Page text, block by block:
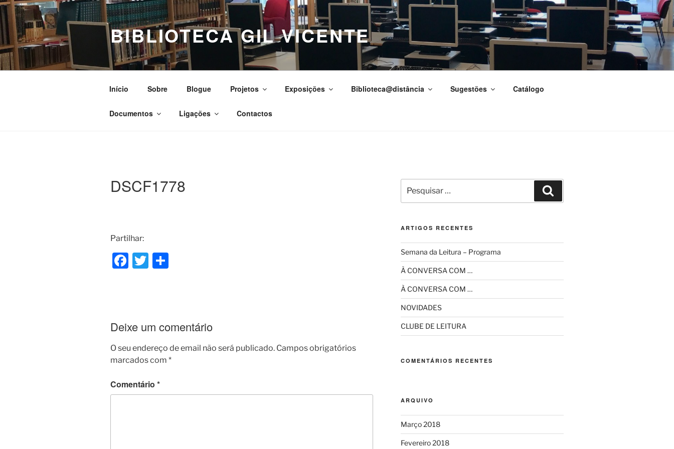
Saltar
para
conteúdo
BIBLIOTECA GIL VICENTE
Início Sobre Blogue Projetos Exposições Biblioteca@distância Sugestões Catálogo
Documentos Ligações Contactos
DSCF1778
Partilhar:
F
b
o
T
Deixe um comentário
O seu endereço de email não será publicado. Campos obrigatórios
marcados com *
Comentário *
por:
ARTIGOS RECENTES
Semana da Leitura – Programa
À CONVERSA COM …
À CONVERSA COM …
NOVIDADES
CLUBE DE LEITURA
COMENTÁRIOS RECENTES
ARQUIVO
Março 2018
Fevereiro 2018